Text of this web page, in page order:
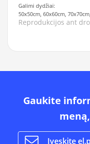
Galimi dydžiai:
50x50cm, 60x60cm,
Reprodukcijos ant
Gaukite